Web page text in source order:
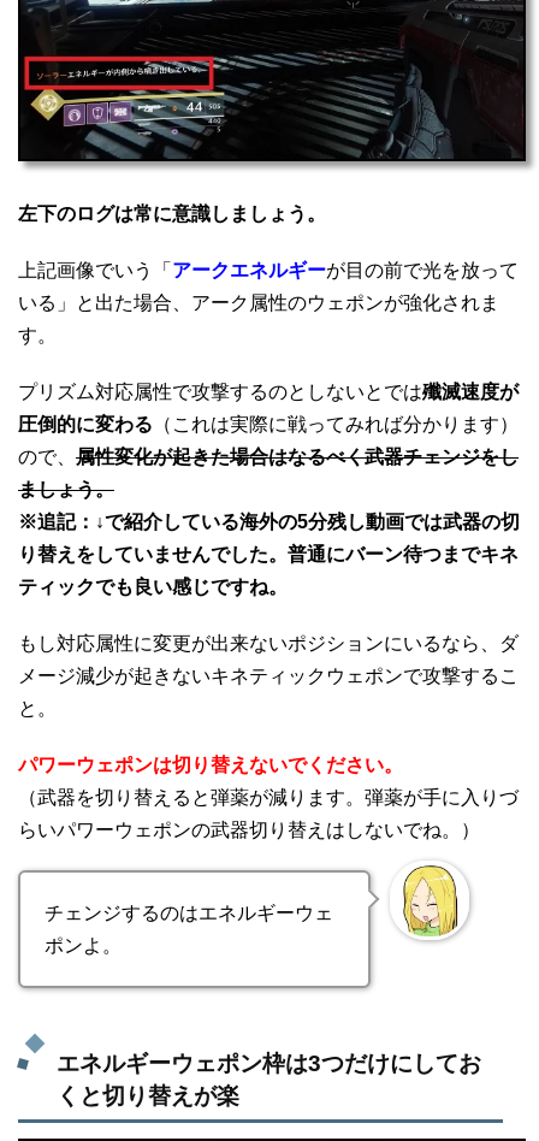
左下のログは常に意識しましょう。
上記画像でいう「 アークエネルギーが目の前で光を放って
いる」と出た場合、アーク属性のウェポンが強化されま
す。
プリズム対応属性で攻撃するのとしないとでは殲滅速度が
圧倒的に変わる （これは実際に戦ってみれば分かります）
ので、 属性変化が起きた場合はなるべく武器チェンジをし
ましょう。
※追記：↓で紹介している海外の5分残し動画では武器の切
り替えをしていませんでした。普通にバーン待つまでキネ
ティックでも良い感じですね。
もし対応属性に変更が出来ないポジションにいるなら、ダ
メージ減少が起きないキネティックウェポンで攻撃するこ
と。
パワーウェポンは切り替えないでください。
（武器を切り替えると弾薬が減ります。弾薬が手に入りづ
らいパワーウェポンの武器切り替えはしないでね。）
チェンジするのはエネルギーウェ
ポンよ。
エネルギーウェポン枠は3つだけにしてお
くと切り替えが楽